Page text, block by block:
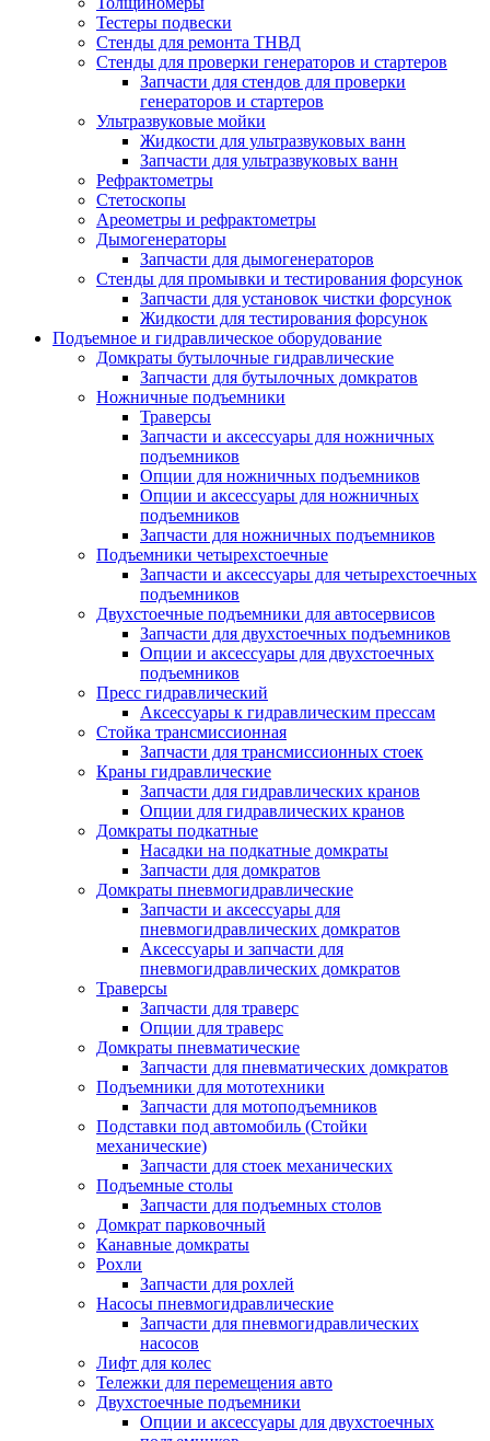
Тестеры подвески
Стенды для ремонта ТНВД
Стенды для проверки генераторов и стартеров
Запчасти для стендов для проверки
генераторов и стартеров
Ультразвуковые мойки
Жидкости для ультразвуковых ванн
Запчасти для ультразвуковых ванн
Рефрактометры
Стетоскопы
Ареометры и рефрактометры
Дымогенераторы
Запчасти для дымогенераторов
Стенды для промывки и тестирования форсунок
Запчасти для установок чистки форсунок
Жидкости для тестирования форсунок
Подъемное и гидравлическое оборудование
Домкраты бутылочные гидравлические
Запчасти для бутылочных домкратов
Ножничные подъемники
Траверсы
Запчасти и аксессуары для ножничных
подъемников
Опции для ножничных подъемников
Опции и аксессуары для ножничных
подъемников
Запчасти для ножничных подъемников
Подъемники четырехстоечные
Запчасти и аксессуары для четырехстоечных
подъемников
Двухстоечные подъемники для автосервисов
Запчасти для двухстоечных подъемников
Опции и аксессуары для двухстоечных
подъемников
Пресс гидравлический
Аксессуары к гидравлическим прессам
Стойка трансмиссионная
Запчасти для трансмиссионных стоек
Краны гидравлические
Запчасти для гидравлических кранов
Опции для гидравлических кранов
Домкраты подкатные
Насадки на подкатные домкраты
Запчасти для домкратов
Домкраты пневмогидравлические
Запчасти и аксессуары для
пневмогидравлических домкратов
Аксессуары и запчасти для
пневмогидравлических домкратов
Траверсы
Запчасти для траверс
Опции для траверс
Домкраты пневматические
Запчасти для пневматических домкратов
Подъемники для мототехники
Запчасти для мотоподъемников
Подставки под автомобиль (Стойки
механические)
Запчасти для стоек механических
Подъемные столы
Запчасти для подъемных столов
Домкрат парковочный
Канавные домкраты
Рохли
Запчасти для рохлей
Насосы пневмогидравлические
Запчасти для пневмогидравлических
насосов
Лифт для колес
Тележки для перемещения авто
Двухстоечные подъемники
Опции и аксессуары для двухстоечных